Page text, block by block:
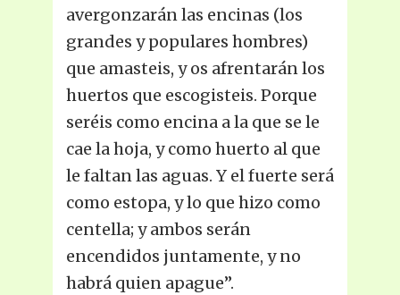
avergonzarán las encinas (los
grandes y populares hombres)
que amasteis, y os afrentarán los
huertos que escogisteis. Porque
seréis como encina a la que se le
cae la hoja, y como huerto al que
le faltan las aguas. Y el fuerte será
como estopa, y lo que hizo como
centella; y ambos serán
encendidos juntamente, y no
habrá quien apague”.